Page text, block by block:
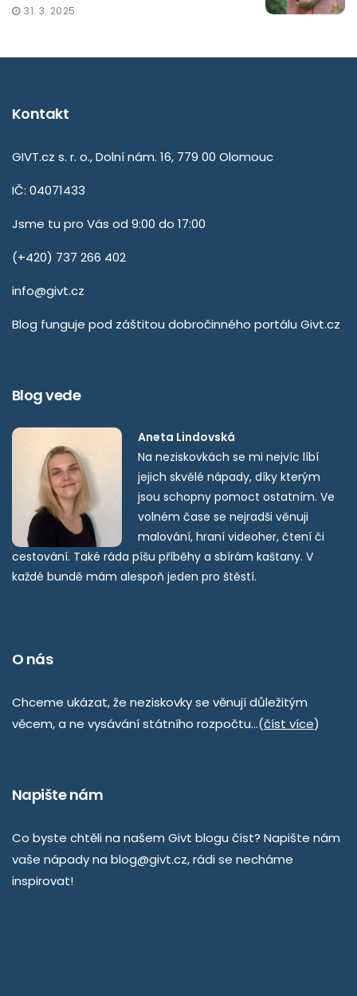
31. 3. 2025
Kontakt
GIVT.cz s. r. o., Dolní nám. 16, 779 00 Olomouc
IČ: 04071433
Jsme tu pro Vás od 9:00 do 17:00
(+420) 737 266 402
info@givt.cz
Blog funguje pod záštitou dobročinného portálu Givt.cz
Blog vede
Aneta Lindovská
Na neziskovkách se mi nejvíc líbí
jejich skvělé nápady, díky kterým
jsou schopny pomoct ostatním. Ve
volném čase se nejradši věnuji
malování, hraní videoher, čtení či
cestování. Také ráda píšu příběhy a sbírám kaštany. V
každé bundě mám alespoň jeden pro štěstí.
O nás
Chceme ukázat, že neziskovky se věnují důležitým
věcem, a ne vysávání státního rozpočtu…(číst více)
Napište nám
Co byste chtěli na našem Givt blogu číst? Napište nám
vaše nápady na blog@givt.cz, rádi se necháme
inspirovat!